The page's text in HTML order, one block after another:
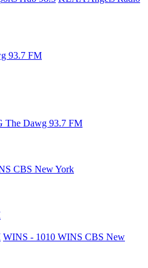
93.7 FM
The Dawg 93.7 FM
CBS New York
WINS - 1010 WINS CBS New